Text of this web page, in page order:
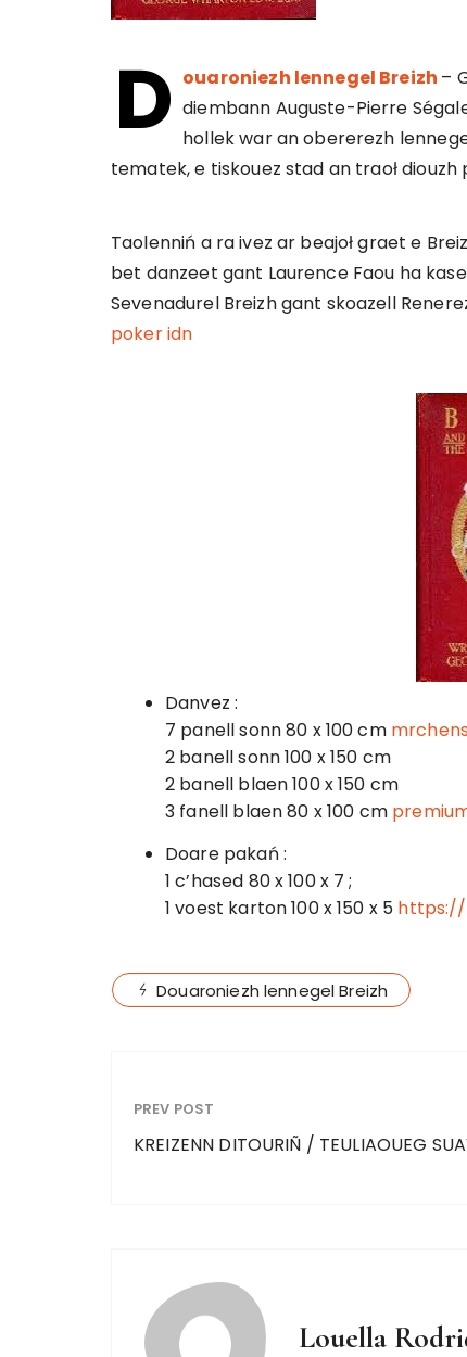
D ouaroniezh lennegel Breizh –
diembann Auguste-Pierre
hollek war an obererezh
tematek, e tiskouez stad an traoł diouzh
Taolenniń a ra ivez ar beajoł graet e
bet danzeet gant Laurence Faou ha
Sevenadurel Breizh gant skoazell
poker idn
Danvez :
7 panell sonn 80 x 100 cm
2 banell sonn 100 x 150 cm
2 banell blaen 100 x 150 cm
3 fanell blaen 80 x 100 cm
Doare pakań :
1 c’hased 80 x 100 x 7 ;
1 voest karton 100 x 150 x 5 https://
Douaroniezh lennegel Breizh
PREV POST
KREIZENN DITOURIÑ / TEULIAOUEG
Louella